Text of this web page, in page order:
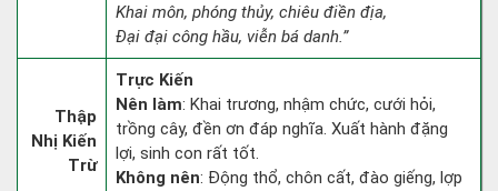
Khai môn, phóng thủy, chiêu điền địa,
Đại đại công hầu, viễn bá danh.”
Thập
Nhị Kiến
Trừ
Trực Kiến
Nên làm: Khai trương, nhậm chức, cưới hỏi,
trồng cây, đền ơn đáp nghĩa. Xuất hành đặng
lợi, sinh con rất tốt.
Không nên: Động thổ, chôn cất, đào giếng, lợp